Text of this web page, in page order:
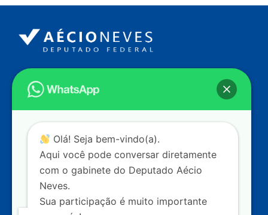
Endereço
Câmara dos Deputados
Ed. Principal, Ala C – Gabinete
Contato
dep.aecioneves@camara.leg.br
+55 (61) 3215-5964
+55 (31) 3261-0121
+55 (31) 97150-0834
Olá! Seja bem-vindo(a).
Aqui você pode conversar diretamente
com o gabinete do Deputado Aécio
Neves.
Sua participação é muito importante